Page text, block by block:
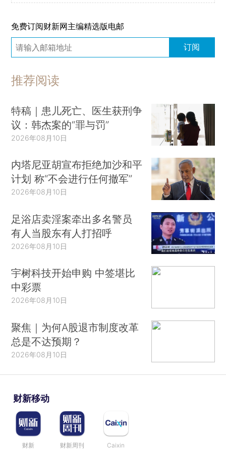
免费订阅财新网主编精选版电邮
订阅
推荐阅读
特稿｜患儿死亡、医生获刑争
议：韩杰案的“罪与罚”
2026年08月10日
内塔尼亚胡宣布拒绝加沙和平
计划 称“不会进行任何撤军”
2026年08月10日
足浴店卖淫案牵出多名警员
有人当股东有人打招呼
2026年08月10日
宇树科技开始申购 中签堪比
中彩票
2026年08月10日
聚焦｜为何A股退市制度改革
总是不达预期？
2026年08月10日
财新移动
财新 财新周刊 Caixin